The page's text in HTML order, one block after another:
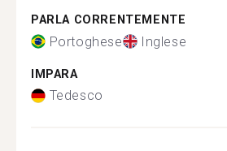
PARLA CORRENTEMENTE
Portoghese Inglese
IMPARA
Tedesco